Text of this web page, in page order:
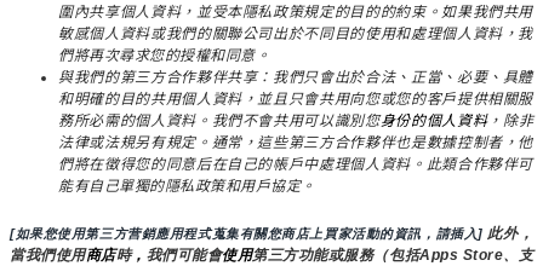
圍內共享個人資料，並受本隱私政策規定的目的的約束。如果我們共用
敏感個人資料或我們的關聯公司出於不同目的使用和處理個人資料，我
們將再次尋求您的授權和同意。
與我們的第三方合作夥伴共享：我們只會出於合法、正當、必要、具體
和明確的目的共用個人資料，並且只會共用向您或您的客戶提供相關服
務所必需的個人資料。我們不會共用可以識別您身份的個人資料，除非
法律或法規另有規定。通常，這些第三方合作夥伴也是數據控制者，他
們將在徵得您的同意后在自己的帳戶中處理個人資料。此類合作夥伴可
能有自己單獨的隱私政策和用戶協定。
[如果您使用第三方营銷應用程式蒐集有關您商店上買家活動的資訊，請插入] 此外，
當我們使用商店時， 我們可能會使用第三方功能或服務（包括Apps Store、支